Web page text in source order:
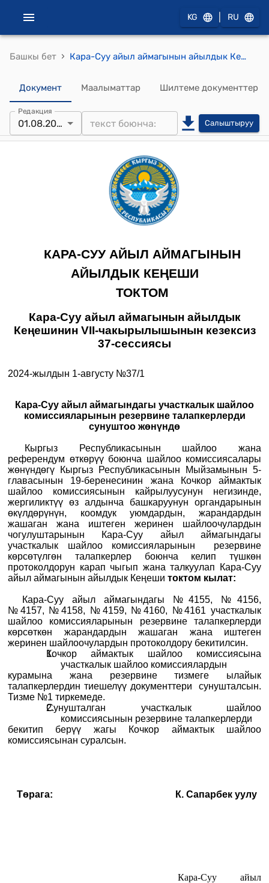
KG RU
Башкы бет › Кара-Суу айыл аймагынын айылдык Кеңешинин 2024-жылдын 1-августундагы "Кара-Суу айыл аймагындагы участкалык шайлоо комиссияларынын резервине талапкерлерди сунуштоо жөнүндө" №37/1 токтому
Документ Маалыматтар Шилтеме документтер
Редакция
01.08.2024 Салыштыруу